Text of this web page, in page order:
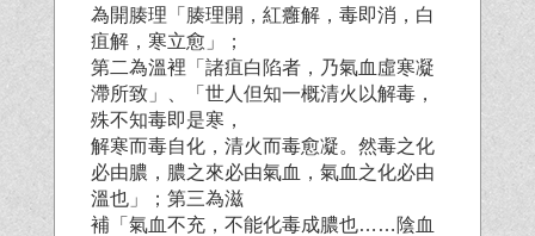
為開腠理「腠理開，紅癰解，毒即消，白
疽解，寒立愈」；
第二為溫裡「諸疽白陷者，乃氣血虛寒凝
滯所致」、「世人但知一概清火以解毒，
殊不知毒即是寒，
解寒而毒自化，清火而毒愈凝。然毒之化
必由膿，膿之來必由氣血，氣血之化必由
溫也」；第三為滋
補「氣血不充，不能化毒成膿也……陰血